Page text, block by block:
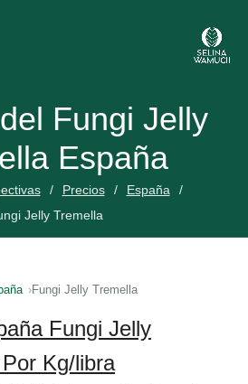
Fungi Jelly
España
Precios
España
Jelly Tremella
Fungi Jelly Tremella
Fungi Jelly
Kg/libra